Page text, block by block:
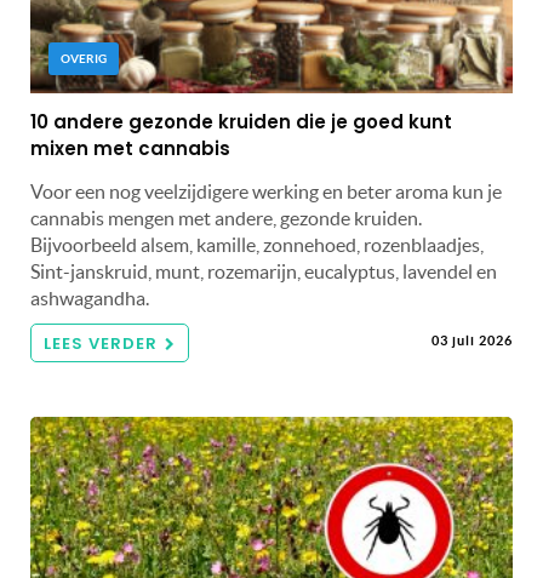
OVERIG
10 andere gezonde kruiden die je goed kunt
mixen met cannabis
Voor een nog veelzijdigere werking en beter aroma kun je
cannabis mengen met andere, gezonde kruiden.
Bijvoorbeeld alsem, kamille, zonnehoed, rozenblaadjes,
Sint-janskruid, munt, rozemarijn, eucalyptus, lavendel en
ashwagandha.
LEES VERDER 03 juli 2026